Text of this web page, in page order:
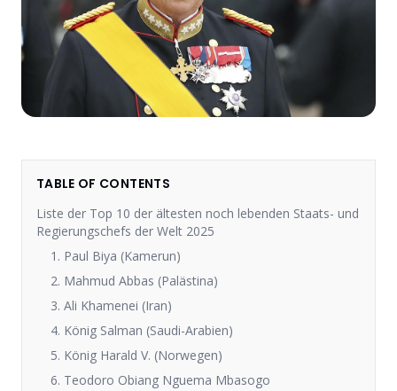
TABLE OF CONTENTS
Liste der Top 10 der ältesten noch lebenden Staats- und
Regierungschefs der Welt 2025
1. Paul Biya (Kamerun)
2. Mahmud Abbas (Palästina)
3. Ali Khamenei (Iran)
4. König Salman (Saudi-Arabien)
5. König Harald V. (Norwegen)
6. Teodoro Obiang Nguema Mbasogo